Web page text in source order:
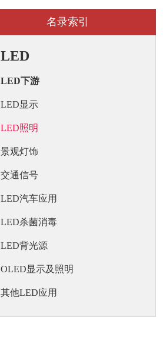
名录索引
LED
LED下游
LED显示
LED照明
景观灯饰
交通信号
LED汽车应用
LED杀菌消毒
LED背光源
OLED显示及照明
其他LED应用